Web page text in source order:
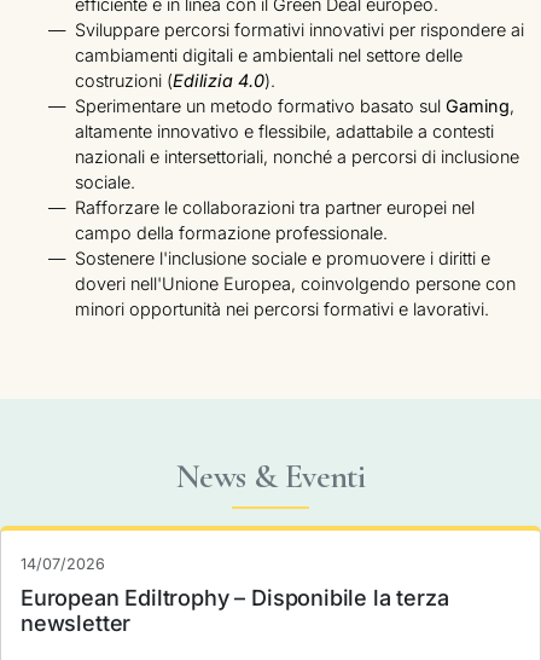
efficiente e in linea con il Green Deal europeo.
Sviluppare percorsi formativi innovativi per rispondere ai
cambiamenti digitali e ambientali nel settore delle
costruzioni (Edilizia 4.0).
Sperimentare un metodo formativo basato sul Gaming,
altamente innovativo e flessibile, adattabile a contesti
nazionali e intersettoriali, nonché a percorsi di inclusione
sociale.
Rafforzare le collaborazioni tra partner europei nel
campo della formazione professionale.
Sostenere l'inclusione sociale e promuovere i diritti e
doveri nell'Unione Europea, coinvolgendo persone con
minori opportunità nei percorsi formativi e lavorativi.
News & Eventi
14/07/2026
European Ediltrophy – Disponibile la terza
newsletter